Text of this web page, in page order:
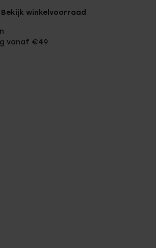
winkelvoorraad
vanaf €49